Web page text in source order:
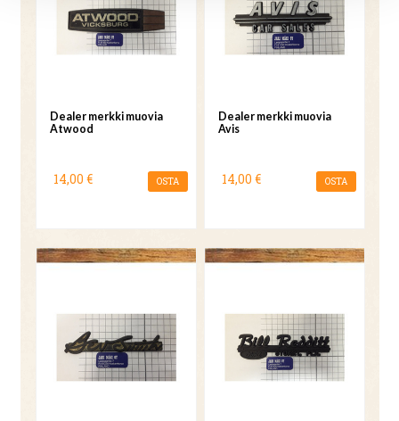
Dealer merkki muovia
Atwood
14,00 € OSTA
Dealer merkki muovia
Avis
14,00 € OSTA